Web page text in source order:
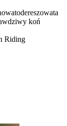
koń
Riding